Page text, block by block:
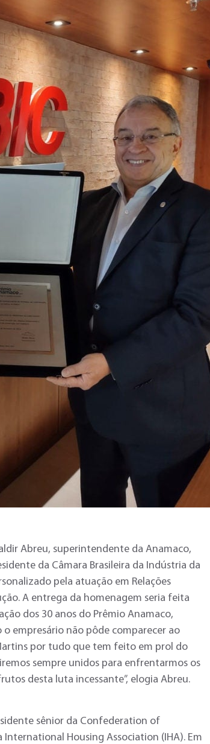
Abreu, superintendente da Anamaco,
da Câmara Brasileira da Indústria da
pela atuação em Relações
A entrega da homenagem seria feita
dos 30 anos do Prêmio Anamaco,
empresário não pôde comparecer ao
por tudo que tem feito em prol do
sempre unidos para enfrentarmos os
desta luta incessante”, elogia Abreu.
sênior da Confederation of
Housing Association (IHA). Em